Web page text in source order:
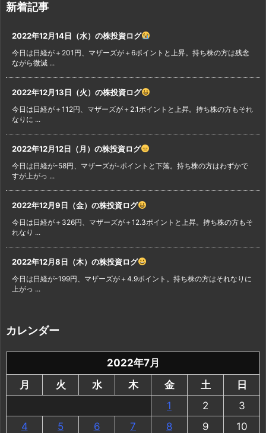
新着記事
2022年12月14日（水）の株投資ログ
今日は日経が＋201円、マザーズが＋6ポイントと上昇。持ち株の方は残念
ながら微減 ...
2022年12月13日（火）の株投資ログ
今日は日経が＋112円、マザーズが＋2.1ポイントと上昇。持ち株の方もそれ
なりに ...
2022年12月12日（月）の株投資ログ
今日は日経が-58円、マザーズが-ポイントと下落。持ち株の方はわずかで
すが上がっ ...
2022年12月9日（金）の株投資ログ
今日は日経が＋326円、マザーズが＋12.3ポイントと上昇。持ち株の方もそ
れなり ...
2022年12月8日（木）の株投資ログ
今日は日経が-199円、マザーズが＋4.9ポイント。持ち株の方はそれなりに
上がっ ...
カレンダー
2022年7月
月
火 水 木 金 土
日
1
2
3
4
5 6 7 8 9
10